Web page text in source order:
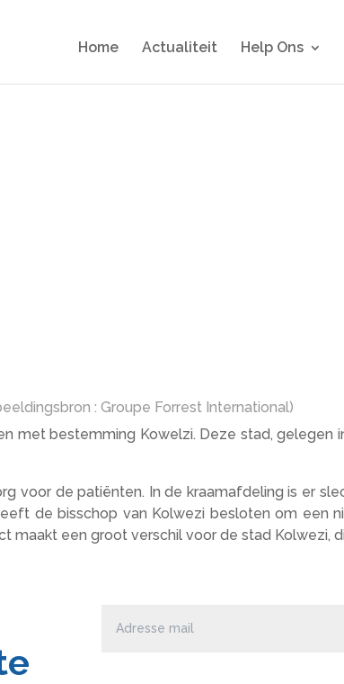
Home Actualiteit Help Ons
: Groupe Forrest International)
met bestemming Kowelzi. Deze stad, gelegen
voor de patiënten. In de kraamafdeling is er
de bisschop van Kolwezi besloten om een
maakt een groot verschil voor de stad Kolwezi,